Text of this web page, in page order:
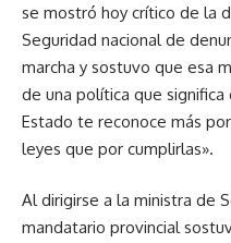
se mostró hoy crítico de la
Seguridad nacional de
marcha y sostuvo que esa
de una política que
Estado te reconoce más
leyes que por cumplirlas».
Al dirigirse a la ministra de
mandatario provincial